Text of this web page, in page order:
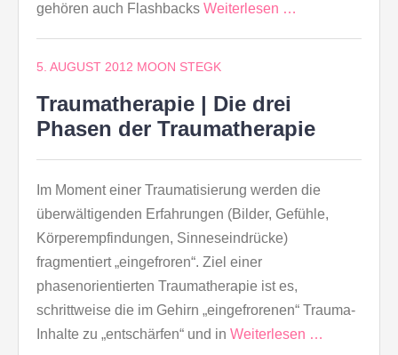
gehören auch Flashbacks Weiterlesen …
5. AUGUST 2012 MOON STEGK
Traumatherapie | Die drei
Phasen der Traumatherapie
Im Moment einer Traumatisierung werden die
überwältigenden Erfahrungen (Bilder, Gefühle,
Körperempfindungen, Sinneseindrücke)
fragmentiert „eingefroren“. Ziel einer
phasenorientierten Traumatherapie ist es,
schrittweise die im Gehirn „eingefrorenen“ Trauma-
Inhalte zu „entschärfen“ und in Weiterlesen …